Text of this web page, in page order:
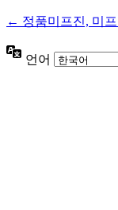
← 정품미프진, 미프
언어